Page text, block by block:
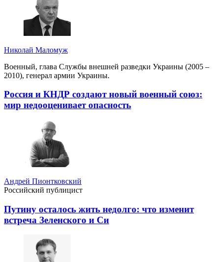
Николай Маломуж
Военный, глава Службы внешней разведки Украины (2005 –
2010), генерал армии Украины.
Россия и КНДР создают новый военный союз:
мир недооценивает опасность
Андрей Пионтковский
Российский публицист
Путину осталось жить недолго: что изменит
встреча Зеленского и Си